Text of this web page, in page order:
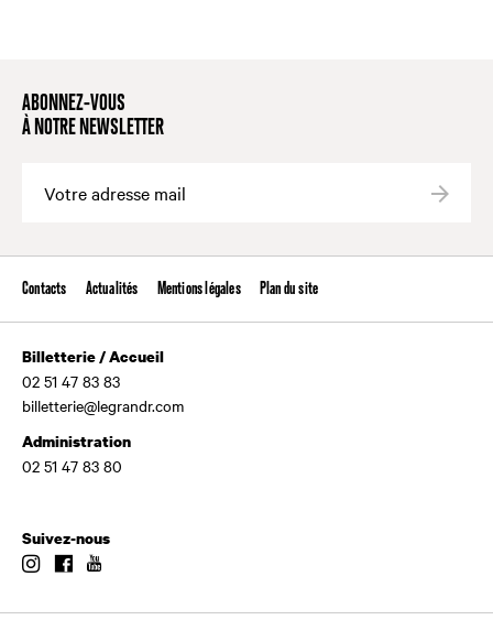
ABONNEZ-VOUS
À NOTRE NEWSLETTER
Contacts Actualités Mentions légales Plan du site
Billetterie / Accueil
02 51 47 83 83
billetterie@legrandr.com
Administration
02 51 47 83 80
Suivez-nous
InstagramFacebook